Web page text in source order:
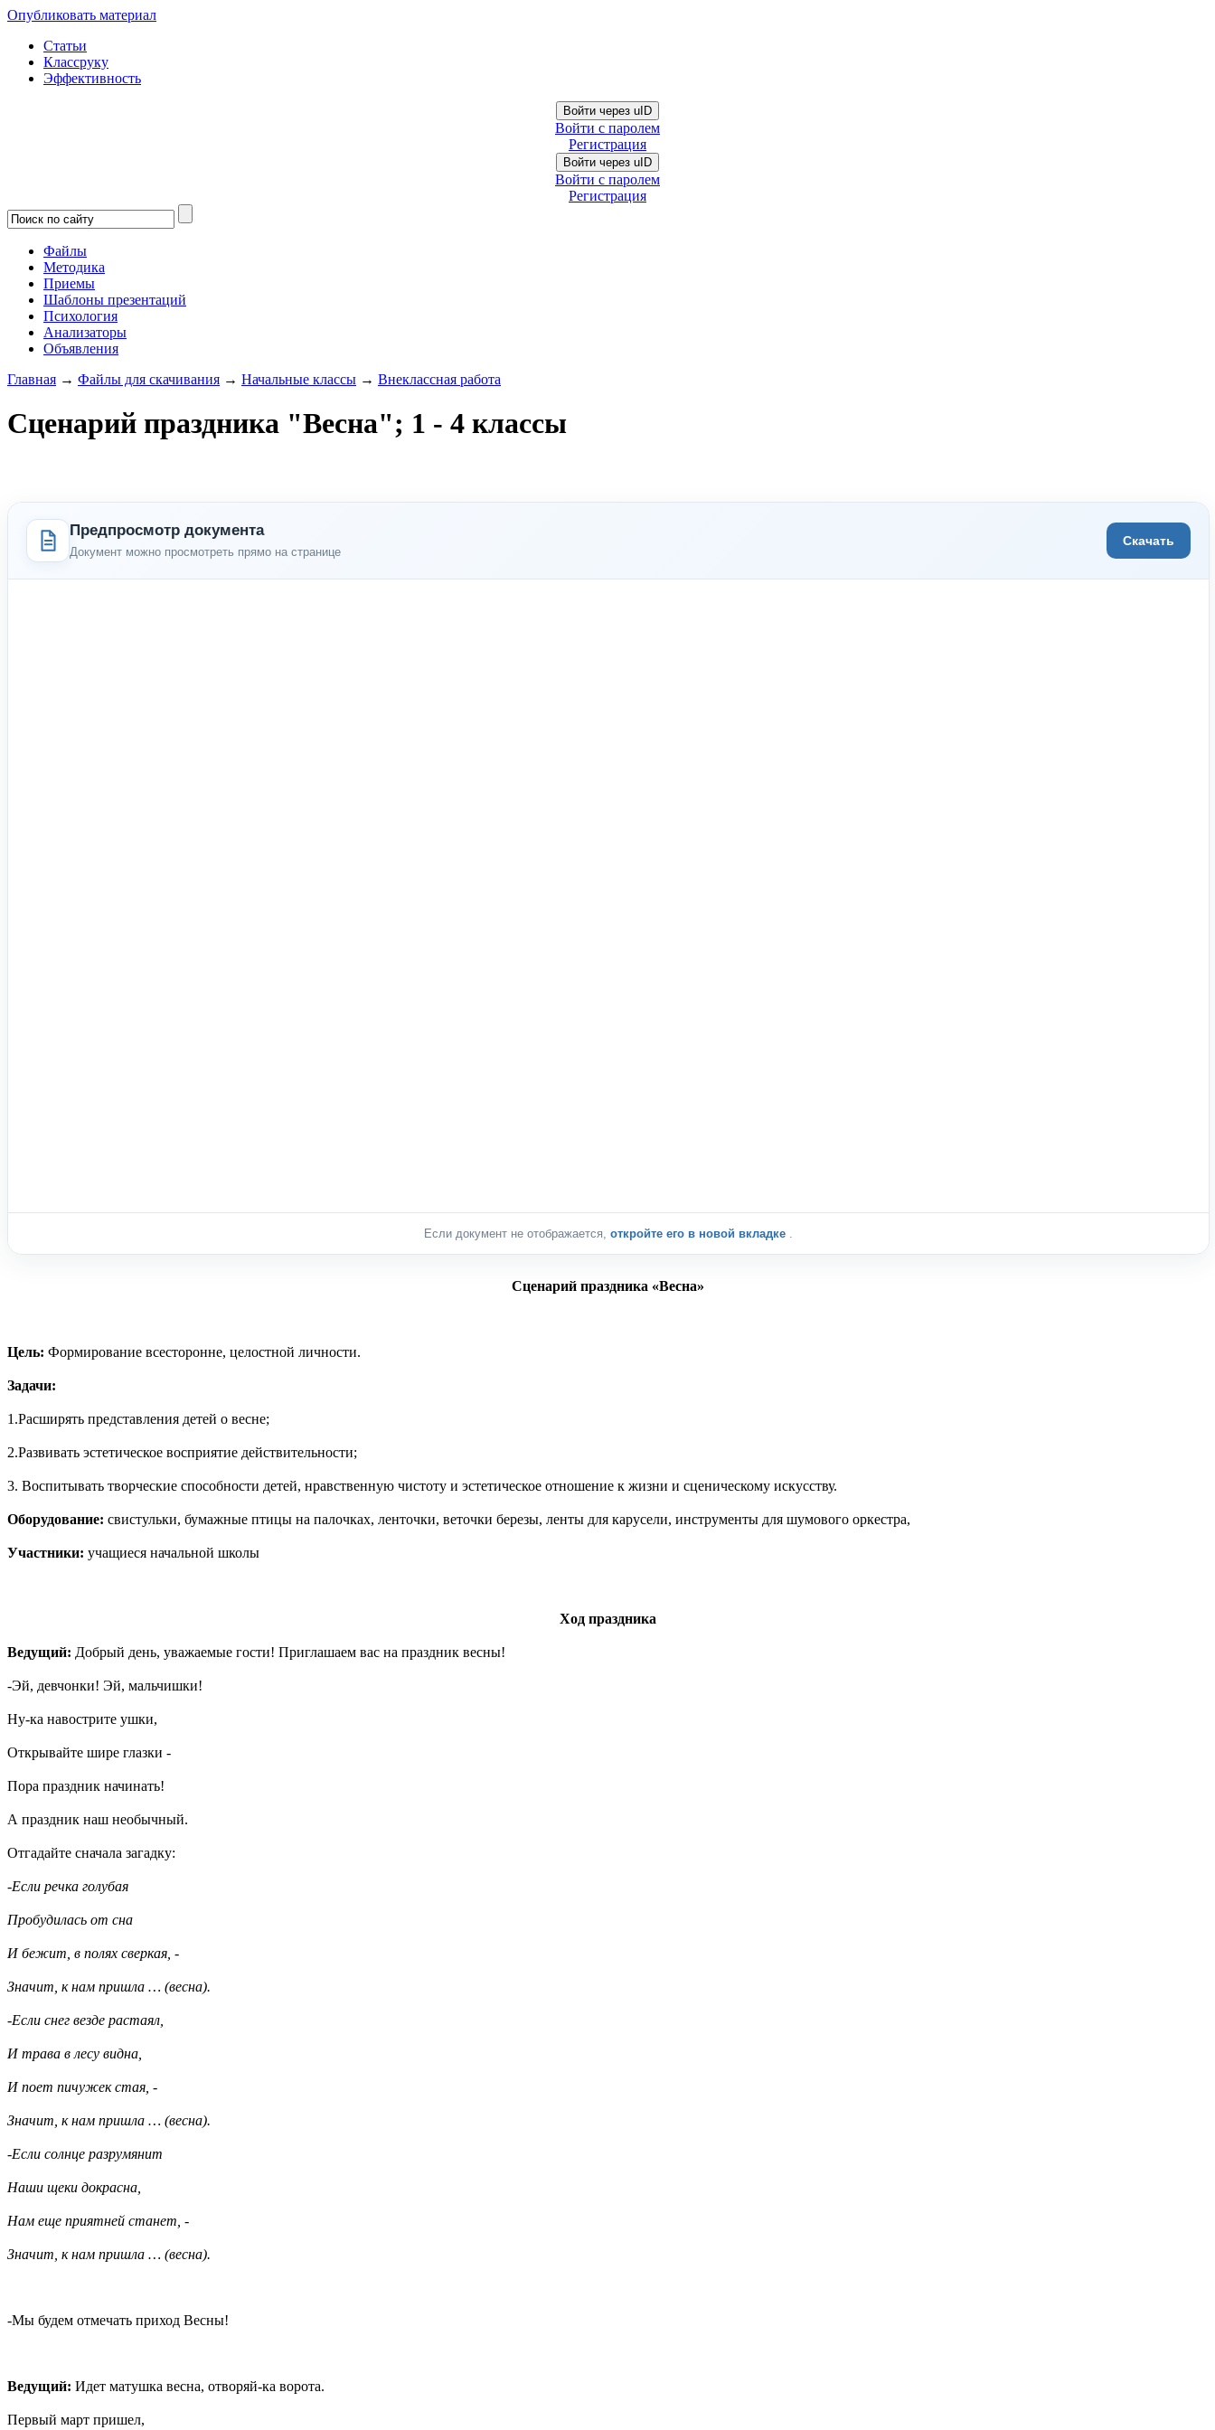
Опубликовать материал
Статьи
Классруку
Эффективность
Войти через uID
Войти с паролем
Регистрация
Войти через uID
Войти с паролем
Регистрация
Файлы
Методика
Приемы
Шаблоны презентаций
Психология
Анализаторы
Объявления
Главная → Файлы для скачивания → Начальные классы → Внеклассная работа
Сценарий праздника "Весна"; 1 - 4 классы
Предпросмотр документа
Документ можно просмотреть прямо на странице
Скачать
Если документ не отображается, откройте его в новой вкладке
Сценарий праздника «Весна»
Цель: Формирование всесторонне, целостной личности.
Задачи:
1.Расширять представления детей о весне;
2.Развивать эстетическое восприятие действительности;
3. Воспитывать творческие способности детей, нравственную чистоту и эстетическое отношение к жизни и сценическому искусству.
Оборудование: свистульки, бумажные птицы на палочках, ленточки, веточки березы, ленты для карусели, инструменты для шумового оркестра,
Участники: учащиеся начальной школы
Ход праздника
Ведущий: Добрый день, уважаемые гости! Приглашаем вас на праздник весны!
-Эй, девчонки! Эй, мальчишки!
Ну-ка навострите ушки,
Открывайте шире глазки -
Пора праздник начинать!
А праздник наш необычный.
Отгадайте сначала загадку:
-Если речка голубая
Пробудилась от сна
И бежит, в полях сверкая, -
Значит, к нам пришла … (весна).
-Если снег везде растаял,
И трава в лесу видна,
И поет пичужек стая, -
Значит, к нам пришла … (весна).
-Если солнце разрумянит
Наши щеки докрасна,
Нам еще приятней станет, -
Значит, к нам пришла … (весна).
-Мы будем отмечать приход Весны!
Ведущий: Идет матушка весна, отворяй-ка ворота.
Первый март пришел,